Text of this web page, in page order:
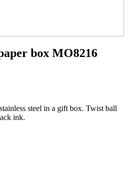
box MO8216
steel in a gift box. Twist ball
ink.